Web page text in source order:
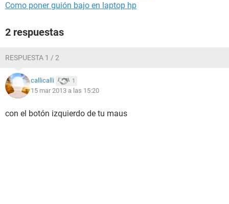
Como poner guión bajo en laptop hp
2 respuestas
RESPUESTA 1 / 2
callicalli 1
15 mar 2013 a las 15:20
con el botón izquierdo de tu maus